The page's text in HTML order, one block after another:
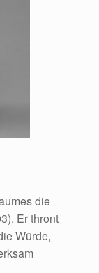
die
Er thront
Würde,